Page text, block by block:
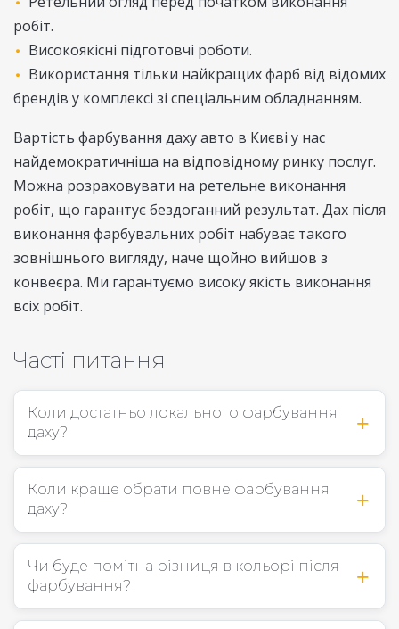
робіт.
Високоякісні підготовчі роботи.
Використання тільки найкращих фарб від відомих
брендів у комплексі зі спеціальним обладнанням.
Вартість фарбування даху авто в Києві у нас
найдемократичніша на відповідному ринку послуг.
Можна розраховувати на ретельне виконання
робіт, що гарантує бездоганний результат. Дах після
виконання фарбувальних робіт набуває такого
зовнішнього вигляду, наче щойно вийшов з
конвеєра. Ми гарантуємо високу якість виконання
всіх робіт.
Часті питання
Коли достатньо локального фарбування
даху?
Коли краще обрати повне фарбування
даху?
Чи буде помітна різниця в кольорі після
фарбування?